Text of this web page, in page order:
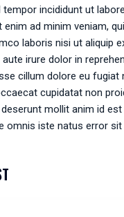
incididunt ut
enim ad minim veniam,
laboris nisi ut aliquip
irure dolor in
cillum dolore eu fugiat
cupidatat non
mollit anim id
omnis iste natus error